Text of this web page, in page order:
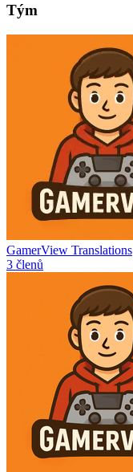
Tým
GamerView Translations
3 členů